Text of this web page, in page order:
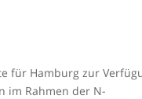
für Hamburg zur
im Rahmen der N-